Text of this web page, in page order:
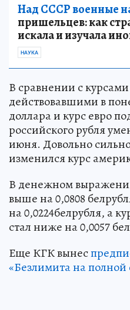
Над СССР военные
пришельцев: как
искала и изучала
НАУКА
В сравнении с
действовавшими в
доллара и курс евро
российского рубля
июня. Довольно
изменился курс
В денежном
выше на 0,0808
на 0,0224белрубля, а
стал ниже на 0,0057
Еще КГК вынес
«Безлимита на полной